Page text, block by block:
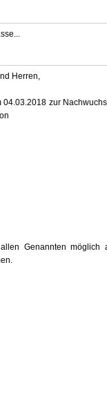
Herren,
zur
Genannten möglich